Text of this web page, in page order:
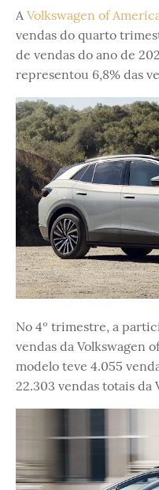
A Volkswagen of
vendas do quarto
de vendas do ano de
representou 6,8% das
No 4º trimestre, a
vendas da Volkswagen
modelo teve 4.055
22.303 vendas totais da